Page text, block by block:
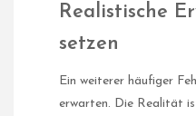
Realistische
setzen
Ein weiterer häufiger
erwarten. Die Realität